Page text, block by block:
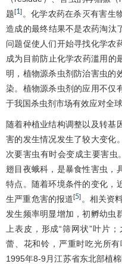
题[1] 。化学农药在杀灭有害生
造成的最终结果不是农药淘汰
问题促使人们开始寻找化学农
成为目前防止化学农药滥用的
明，植物源杀虫剂防治害虫的
染。植物源杀虫剂的应用不仅
于我国杀虫剂市场有效应对全
随着种植业结构调整以及转基
害的发生情况发生了较大变化
次要害虫有时会变成主要害虫
翅目夜蛾科，是暴食性害虫，
特点。随着环境条件的变化，
生严重危害的报道[5] 。相关资
发生频率明显增加，初孵幼虫
上表皮，形成“筛网状”叶片
蕾、花和铃，严重时吃光所
1995年8-9月江苏省东北部植